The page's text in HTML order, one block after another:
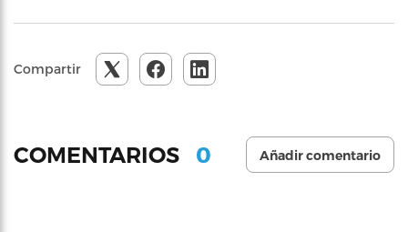
Compartir
COMENTARIOS 0 Añadir comentario